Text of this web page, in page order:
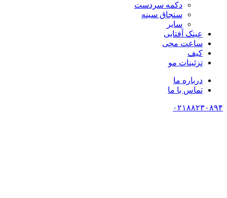
دکمه سردست
سنجاق سینه
سایر
عینک آفتابی
ساعت مچی
کیف
تزئینات مو
درباره ما
تماس با ما
۰۲۱۸۸۲۳۰۸۹۴